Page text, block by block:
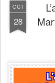
OCT
28